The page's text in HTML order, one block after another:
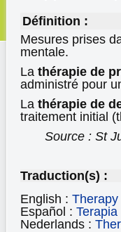
Définition :
Mesures prises
mentale.
La thérapie de
administré pour
La thérapie de
traitement initial
Source : St
Traduction(s) :
English : Therapy
Español : Terapia
Nederlands :